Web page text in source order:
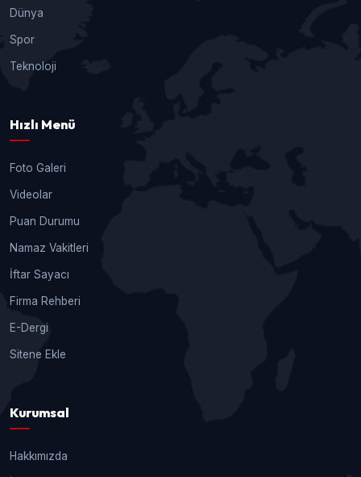
Dünya
Spor
Teknoloji
Hızlı Menü
Foto Galeri
Videolar
Puan Durumu
Namaz Vakitleri
İftar Sayacı
Firma Rehberi
E-Dergi
Sitene Ekle
Kurumsal
Hakkımızda